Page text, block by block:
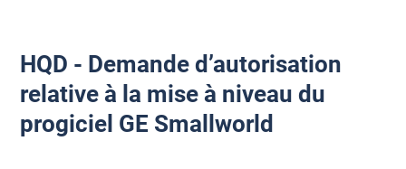
HQD - Demande d’autorisation
relative à la mise à niveau du
progiciel GE Smallworld